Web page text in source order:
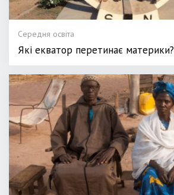
Середня освіта
Які екватор перетинає материки?